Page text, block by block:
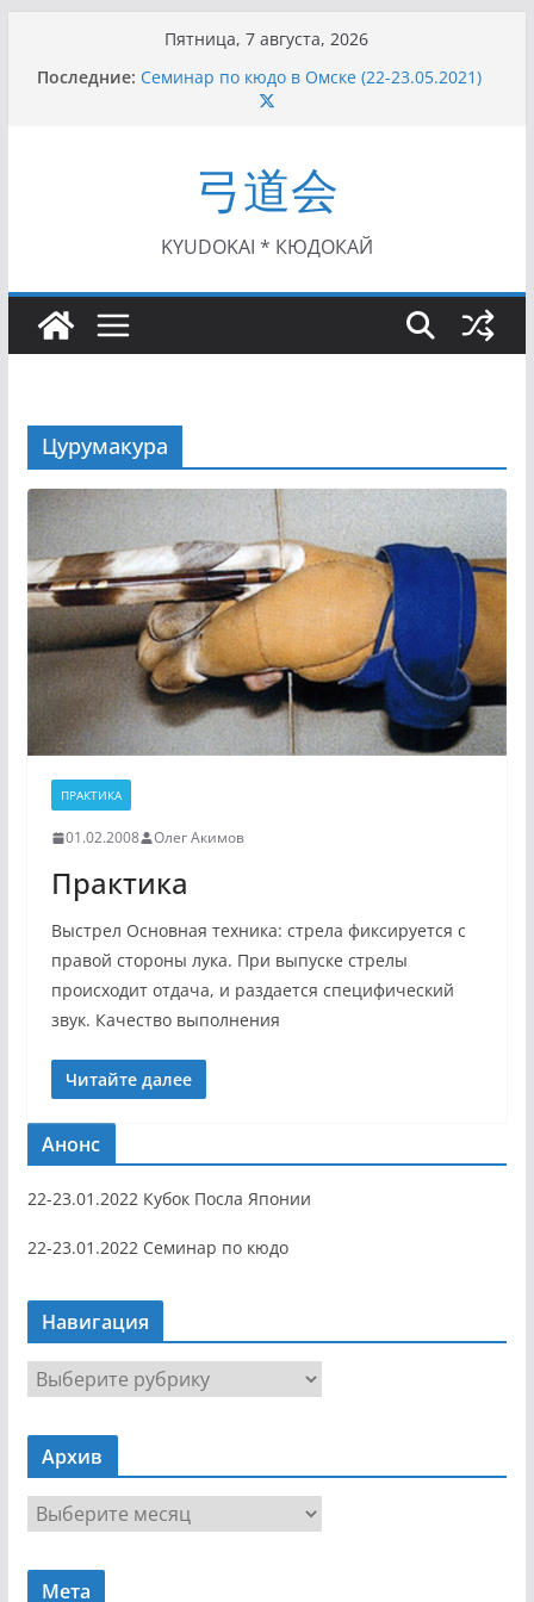
содержимому
Пятница, 7 августа, 2026
Последние: Семинар по кюдо в Омске (22-23.05.2021)
Чемпионат Росcии, Дёмино (2-5.09.2021)
II Кубок Посла Японии в России по Кюдо,
Орёл (25.07.2021)
I этап Кубка Московской области по Кюдо /
Сейдокан II (27.06.2021)
弓道会
KYUDOKAI * КЮДОКАЙ
Цурумакура
ПРАКТИКА
01.02.2008 Олег Акимов
Практика
Выстрел Основная техника: стрела фиксируется с
правой стороны лука. При выпуске стрелы
происходит отдача, и раздается специфический
звук. Качество выполнения
Читайте далее
Анонс
22-23.01.2022 Кубок Посла Японии
22-23.01.2022 Семинар по кюдо
Навигация
Н
в
г
Архив
х
Мета